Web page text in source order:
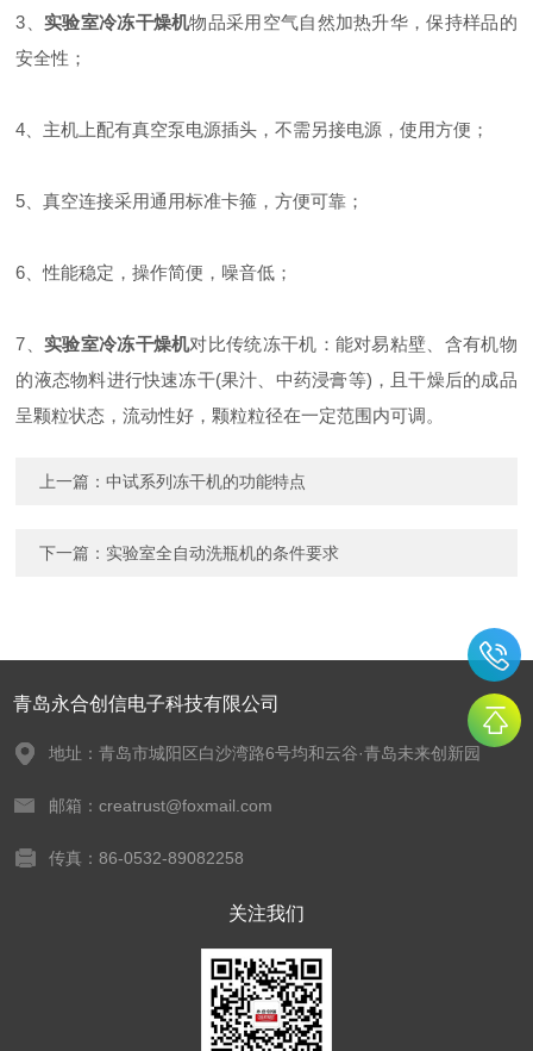
3、实验室冷冻干燥机物品采用空气自然加热升华，保持样品的
安全性；
4、主机上配有真空泵电源插头，不需另接电源，使用方便；
5、真空连接采用通用标准卡箍，方便可靠；
6、性能稳定，操作简便，噪音低；
7、实验室冷冻干燥机对比传统冻干机：能对易粘壁、含有机物
的液态物料进行快速冻干(果汁、中药浸膏等)，且干燥后的成品
呈颗粒状态，流动性好，颗粒粒径在一定范围内可调。
上一篇：中试系列冻干机的功能特点
下一篇： 实验室全自动洗瓶机的条件要求
青岛永合创信电子科技有限公司
地址：青岛市城阳区白沙湾路6号均和云谷·青岛未来创新园
邮箱：creatrust@foxmail.com
传真：86-0532-89082258
关注我们